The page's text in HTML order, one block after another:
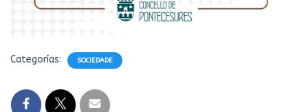
Categorías: SOCIEDADE